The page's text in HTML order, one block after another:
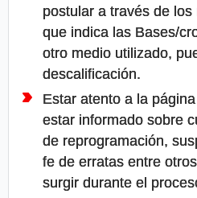
postular a través de
que indica las Bases/
otro medio utilizado,
descalificación.
Estar atento a la
estar informado sobre
de reprogramación,
fe de erratas entre
surgir durante el